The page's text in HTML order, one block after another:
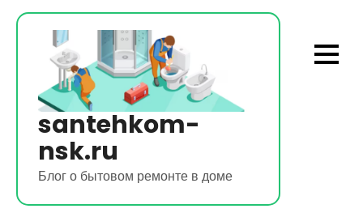
Перейти
содержимому
santehkom-
nsk.ru
Блог о бытовом ремонте в доме